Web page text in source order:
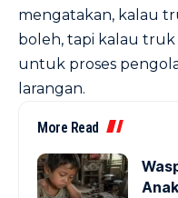
mengatakan, kalau
boleh, tapi kalau truk
untuk proses
larangan.
More Read